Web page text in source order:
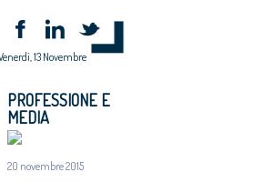
13 Novembre
PROFESSIONE E
MEDIA
20 novembre 2015